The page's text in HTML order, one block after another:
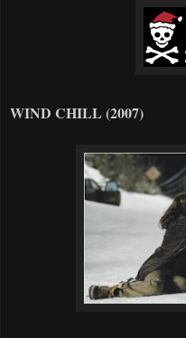
WIND CHILL (2007)